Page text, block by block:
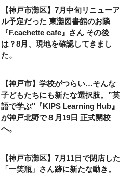
【神戸市灘区】7月中旬リニューア
ル予定だった 東灘図書館のお隣
『F.cachette cafe』さん その後
は？8月、現地を確認してきまし
た。
【神戸市】学校がつらい…そんな
子どもたちにも新たな選択肢。”英
語で学ぶ"『KIPS Learning Hub』
が神戸北野で８月19日 正式開校
へ。
【神戸市灘区】7月11日で閉店した
「一笑瓶」さん跡に新たな動き。